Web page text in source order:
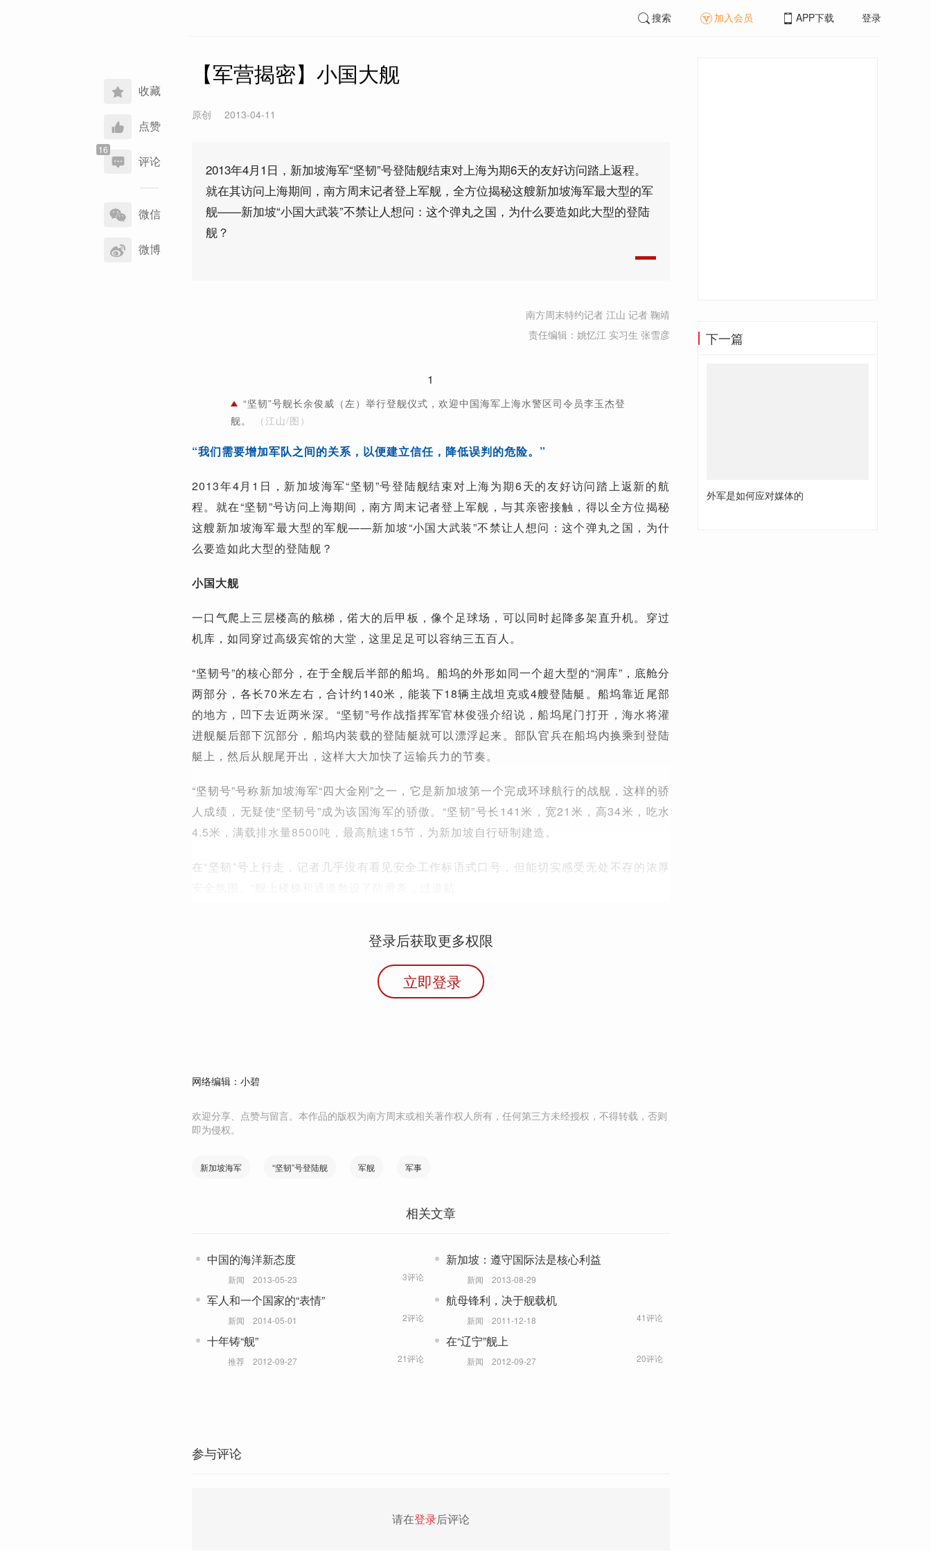
收藏
点赞
评论
享
到
微信
微博
搜索 加入会员 APP下载 登录
【军营揭密】小国大舰
原创 2013-04-11
2013年4月1日，新加坡海军“坚韧”号登陆舰结束对上海为期6天的友好访问踏上返程。
就在其访问上海期间，南方周末记者登上军舰，全方位揭秘这艘新加坡海军最大型的军
舰——新加坡“小国大武装”不禁让人想问：这个弹丸之国，为什么要造如此大型的登陆
舰？
南方周末特约记者 江山 记者 鞠靖
责任编辑：姚忆江 实习生 张雪彦
1
“坚韧”号舰长余俊威（左）举行登舰仪式，欢迎中国海军上海水警区司令员李玉杰登
舰。
（江山/图）
“我们需要增加军队之间的关系，以便建立信任，降低误判的危险。”
2013年4月1日，新加坡海军“坚韧”号登陆舰结束对上海为期6天的友好访问踏上返新的航
程。就在“坚韧”号访问上海期间，南方周末记者登上军舰，与其亲密接触，得以全方位揭秘
这艘新加坡海军最大型的军舰——新加坡“小国大武装”不禁让人想问：这个弹丸之国，为什
么要造如此大型的登陆舰？
小国大舰
一口气爬上三层楼高的舷梯，偌大的后甲板，像个足球场，可以同时起降多架直升机。穿过
机库，如同穿过高级宾馆的大堂，这里足足可以容纳三五百人。
“坚韧号”的核心部分，在于全舰后半部的船坞。船坞的外形如同一个超大型的“洞库”，底舱分
两部分，各长70米左右，合计约140米，能装下18辆主战坦克或4艘登陆艇。船坞靠近尾部
的地方，凹下去近两米深。“坚韧”号作战指挥军官林俊强介绍说，船坞尾门打开，海水将灌
进舰艇后部下沉部分，船坞内装载的登陆艇就可以漂浮起来。部队官兵在船坞内换乘到登陆
艇上，然后从舰尾开出，这样大大加快了运输兵力的节奏。
“坚韧号”号称新加坡海军“四大金刚”之一，它是新加坡第一个完成环球航行的战舰，这样的骄
人成绩，无疑使“坚韧号”成为该国海军的骄傲。“坚韧”号长141米，宽21米，高34米，吃水
4.5米，满载排水量8500吨，最高航速15节，为新加坡自行研制建造。
在“坚韧”号上行走，记者几乎没有看见安全工作标语式口号，但能切实感受无处不存的浓厚
登录后获取更多权限
立即登录
网络编辑：小碧
欢迎分享、点赞与留言。本作品的版权为南方周末或相关著作权人所有，任何第三方未经授权，不得转载，否则
即为侵权。
新加坡海军 “坚韧”号登陆舰 军舰 军事
相关文章
中国的海洋新态度
新闻 2013-05-23 3评论
新加坡：遵守国际法是核心利益
新闻 2013-08-29
军人和一个国家的“表情”
新闻 2014-05-01 2评论
航母锋利，决于舰载机
新闻 2011-12-18 41评论
十年铸“舰”
推荐 2012-09-27 21评论
在“辽宁”舰上
新闻 2012-09-27 20评论
参与评论
请在登录后评论
下一篇
外军是如何应对媒体的